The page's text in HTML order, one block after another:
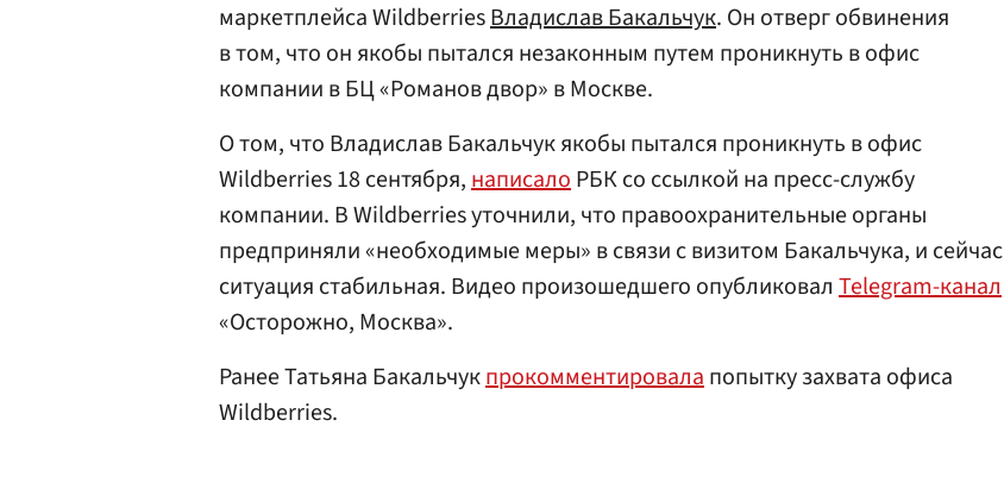
маркетплейса WildberriesВладислав Бакальчук. Он отверг обвинения
в том, что он якобы пытался незаконным путем проникнуть в офис
компании в БЦ «Романов двор» в Москве.
О том, что Владислав Бакальчук якобы пытался проникнуть в офис
Wildberries 18 сентября,написалоРБК со ссылкой на пресс-службу
компании. В Wildberries уточнили, что правоохранительные органы
предприняли «необходимые меры» в связи с визитом Бакальчука, и сейчас
ситуация стабильная. Видео произошедшего опубликовал Telegram-канал
«Осторожно, Москва».
Ранее Татьяна Бакальчукпрокомментировалапопытку захвата офиса
Wildberries.